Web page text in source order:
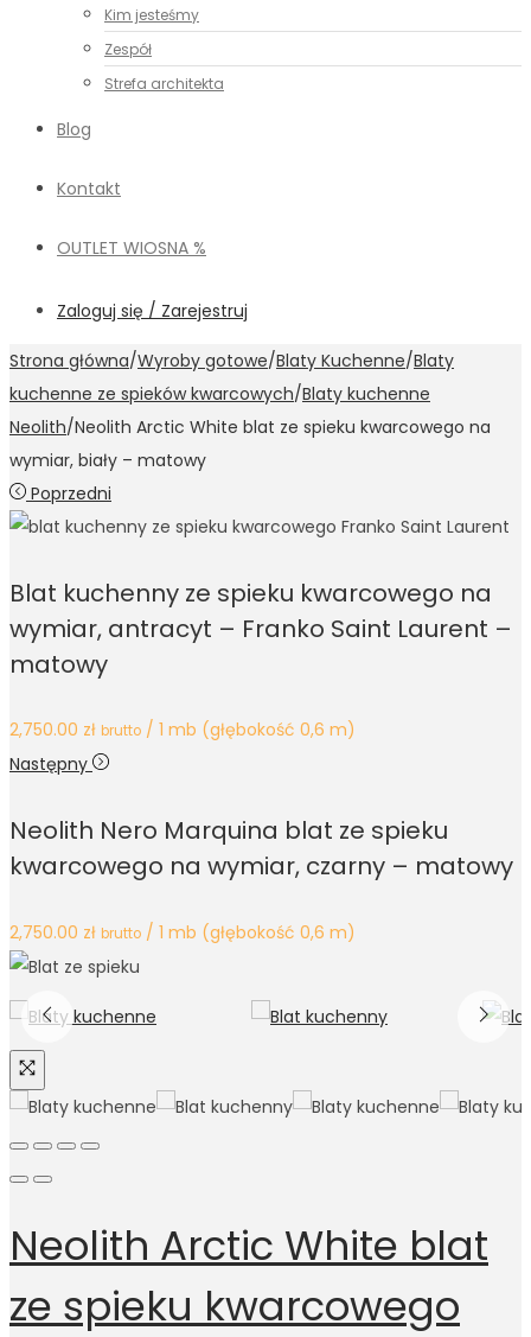
Kim jesteśmy
Zespół
Strefa architekta
Blog
Kontakt
OUTLET WIOSNA %
Zaloguj się / Zarejestruj
Strona główna/Wyroby gotowe/Blaty Kuchenne/Blaty
kuchenne ze spieków kwarcowych/Blaty kuchenne
Neolith/Neolith Arctic White blat ze spieku kwarcowego na
wymiar, biały – matowy
Poprzedni
Blat kuchenny ze spieku kwarcowego na
wymiar, antracyt – Franko Saint Laurent –
matowy
2,750.00 zł brutto / 1 mb (głębokość 0,6 m)
Następny
Neolith Nero Marquina blat ze spieku
kwarcowego na wymiar, czarny – matowy
2,750.00 zł brutto / 1 mb (głębokość 0,6 m)
Neolith Arctic White blat
ze spieku kwarcowego